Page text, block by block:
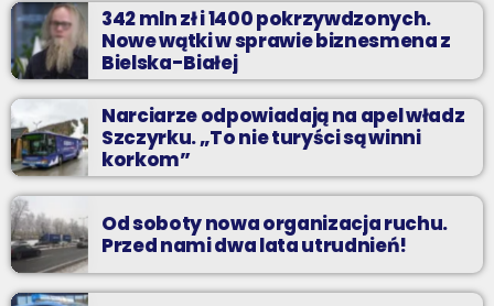
342 mln zł i 1400 pokrzywdzonych.
Nowe wątki w sprawie biznesmena z
Bielska-Białej
Narciarze odpowiadają na apel władz
Szczyrku. „To nie turyści są winni
korkom”
Od soboty nowa organizacja ruchu.
Przed nami dwa lata utrudnień!